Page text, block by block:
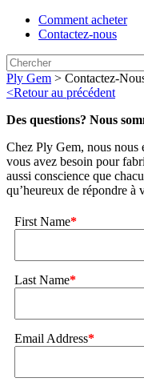
Comment acheter
Contactez-nous
Ply Gem > Contactez-
<Retour au précédent
Des questions? Nous
Chez Ply Gem, nous
vous avez besoin pour
aussi conscience que
qu’heureux de répondre à
First Name*
Last Name*
Email Address*